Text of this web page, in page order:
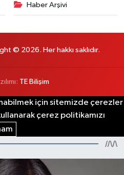
Haber Arşivi
© 2026. Her hakkı saklıdır.
TE Bilişim
için sitemizde çerezler
çerez politikamızı